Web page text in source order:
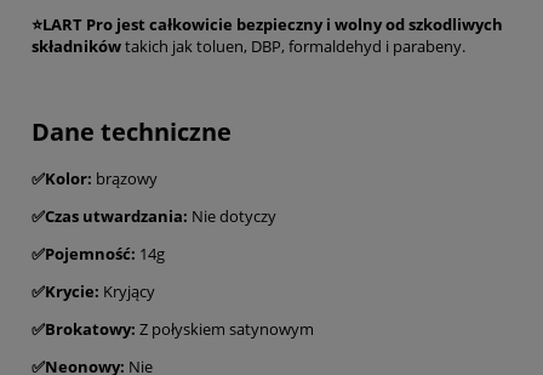
⭐LART Pro jest całkowicie bezpieczny i wolny od szkodliwych
składnikówtakich jak toluen, DBP, formaldehyd i parabeny.
Dane techniczne
✅Kolor: brązowy
✅Czas utwardzania: Nie dotyczy
✅Pojemność: 14g
✅Krycie: Kryjący
✅Brokatowy: Z połyskiem satynowym
✅Neonowy: Nie